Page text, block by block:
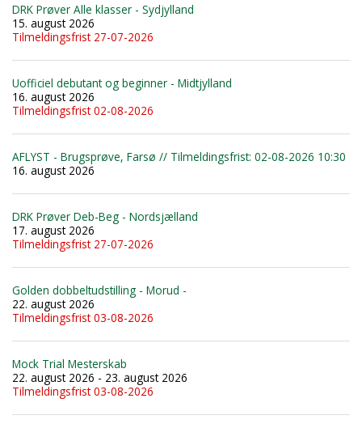
DRK Prøver Alle klasser - Sydjylland
15. august 2026
Tilmeldingsfrist 27-07-2026
Uofficiel debutant og beginner - Midtjylland
16. august 2026
Tilmeldingsfrist 02-08-2026
AFLYST - Brugsprøve, Farsø // Tilmeldingsfrist: 02-08-2026 10:30
16. august 2026
DRK Prøver Deb-Beg - Nordsjælland
17. august 2026
Tilmeldingsfrist 27-07-2026
Golden dobbeltudstilling - Morud -
22. august 2026
Tilmeldingsfrist 03-08-2026
Mock Trial Mesterskab
22. august 2026 - 23. august 2026
Tilmeldingsfrist 03-08-2026